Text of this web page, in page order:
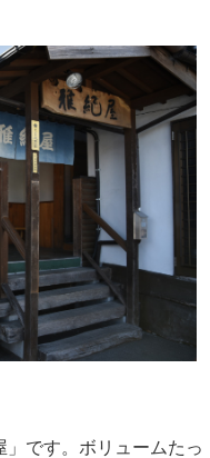
です。ボリュームたっ